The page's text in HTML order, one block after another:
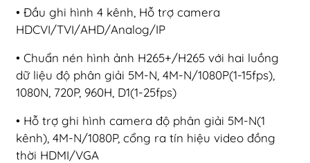
• Đầu ghi hình 4 kênh, Hỗ trợ camera
HDCVI/TVI/AHD/Analog/IP
• Chuẩn nén hình ảnh H265+/H265 với hai luồng
dữ liệu độ phân giải 5M-N, 4M-N/1080P(1-15fps),
1080N, 720P, 960H, D1(1-25fps)
• Hỗ trợ ghi hình camera độ phân giải 5M-N(1
kênh), 4M-N/1080P, cổng ra tín hiệu video đồng
thời HDMI/VGA